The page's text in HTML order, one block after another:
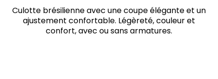
Culotte brésilienne avec une coupe élégante et un
ajustement confortable. Légèreté, couleur et
confort, avec ou sans armatures.